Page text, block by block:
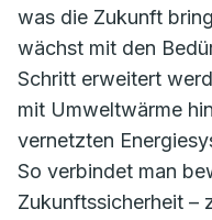
was die Zukunft
wächst mit den
Schritt erweitert
mit Umweltwärme
vernetzten
So verbindet man
Zukunftssicherheit –